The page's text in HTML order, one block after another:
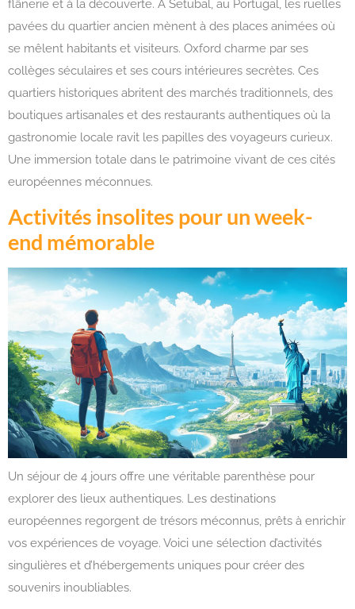
flânerie et à la découverte. À Setubal, au Portugal, les ruelles
pavées du quartier ancien mènent à des places animées où
se mêlent habitants et visiteurs. Oxford charme par ses
collèges séculaires et ses cours intérieures secrètes. Ces
quartiers historiques abritent des marchés traditionnels, des
boutiques artisanales et des restaurants authentiques où la
gastronomie locale ravit les papilles des voyageurs curieux.
Une immersion totale dans le patrimoine vivant de ces cités
européennes méconnues.
Activités insolites pour un week-
end mémorable
Un séjour de 4 jours offre une véritable parenthèse pour
explorer des lieux authentiques. Les destinations
européennes regorgent de trésors méconnus, prêts à enrichir
vos expériences de voyage. Voici une sélection d’activités
singulières et d’hébergements uniques pour créer des
souvenirs inoubliables.